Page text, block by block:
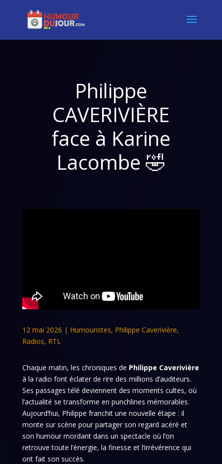
Philippe
CAVERIVIÈRE
face à Karine
Lacombe 🤣
12 mai 2026 | Humouristes, Philippe Caverivière,
Radios, RTL
Chaque matin, les chroniques de Philippe Caverivière
à la radio font éclater de rire des millions d’auditeurs.
Ses passages télé deviennent des moments cultes, où
l’actualité se transforme en punchlines mémorables.
Aujourd’hui, Philippe franchit une nouvelle étape : il
monte sur scène pour partager son regard acéré et
son humour mordant dans un spectacle où l’on
retrouve toute l’énergie, la finesse et l’irrévérence qui
ont fait son succès.